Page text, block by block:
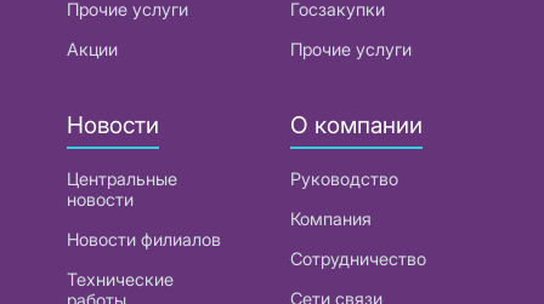
Прочие услуги
Акции
Госзакупки
Прочие услуги
Новости
Центральные
новости
Новости филиалов
Технические
работы
О компании
Руководство
Компания
Сотрудничество
Сети связи